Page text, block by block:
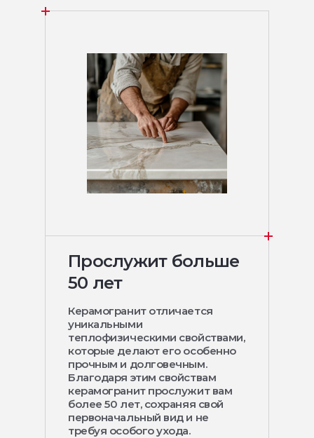
Прослужит больше
50 лет
Керамогранит отличается
уникальными
теплофизическими свойствами,
которые делают его особенно
прочным и долговечным.
Благодаря этим свойствам
керамогранит прослужит вам
более 50 лет, сохраняя свой
первоначальный вид и не
требуя особого ухода.